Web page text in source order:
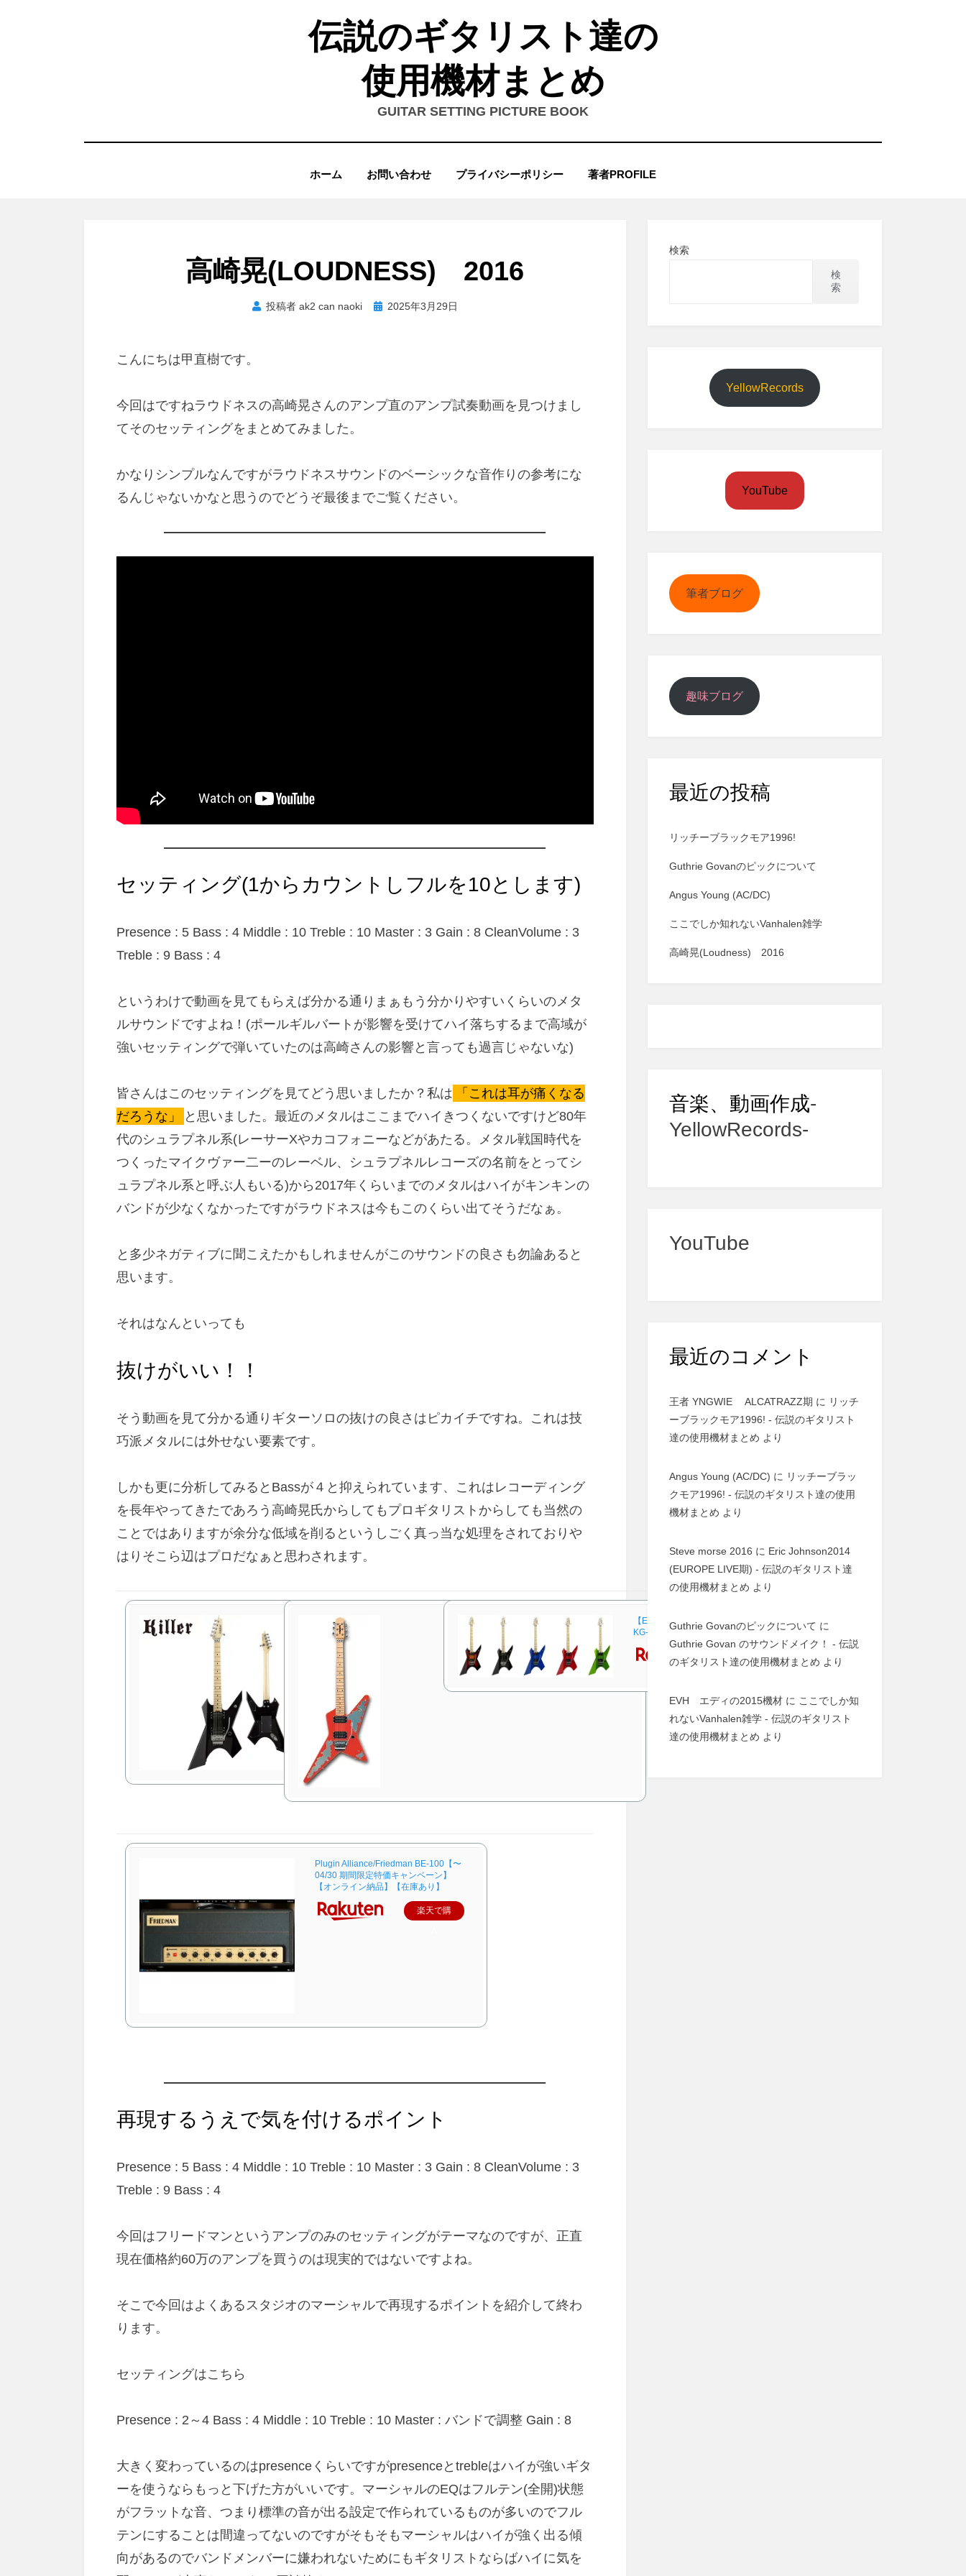
伝説のギタリスト達の
使用機材まとめ
GUITAR SETTING PICTURE BOOK
ホーム お問い合わせ プライバシーポリシー 著者PROFILE
高崎晃(LOUDNESS) 2016
投稿者 ak2 can naoki
投 2025年3月29日
こんにちは甲直樹です。
今回はですねラウドネスの高崎晃さんのアンプ直のアンプ試奏動画を見つけまし
てそのセッティングをまとめてみました。
かなりシンプルなんですがラウドネスサウンドのベーシックな音作りの参考にな
るんじゃないかなと思うのでどうぞ最後までご覧ください。
セッティング(1からカウントしフルを10とします)
Presence : 5 Bass : 4 Middle : 10 Treble : 10 Master : 3 Gain : 8 CleanVolume : 3
Treble : 9 Bass : 4
というわけで動画を見てもらえば分かる通りまぁもう分かりやすいくらいのメタ
ルサウンドですよね！(ポールギルバートが影響を受けてハイ落ちするまで高域が
強いセッティングで弾いていたのは高崎さんの影響と言っても過言じゃないな)
皆さんはこのセッティングを見てどう思いましたか？私は
「これは耳が痛くなる
だろうな」
と思いました。最近のメタルはここまでハイきつくないですけど80年
代のシュラプネル系(レーサーXやカコフォニーなどがあたる。メタル戦国時代を
つくったマイクヴァー二ーのレーベル、シュラプネルレコーズの名前をとってシ
ュラプネル系と呼ぶ人もいる)から2017年くらいまでのメタルはハイがキンキンの
バンドが少なくなかったですがラウドネスは今もこのくらい出てそうだなぁ。
と多少ネガティブに聞こえたかもしれませんがこのサウンドの良さも勿論あると
思います。
それはなんといっても
抜けがいい！！
そう動画を見て分かる通りギターソロの抜けの良さはピカイチですね。これは技
巧派メタルには外せない要素です。
しかも更に分析してみるとBassが４と抑えられています、これはレコーディング
を長年やってきたであろう高崎晃氏からしてもプロギタリストからしても当然の
ことではありますが余分な低域を削るというしごく真っ当な処理をされておりや
はりそこら辺はプロだなぁと思わされます。
Killer KG-Exploder SE Black (BK) 新品
[キラー][高崎晃,LOUDNESS][黒,ブラッ
ク][Electric Guitar,エレキギター]
【ESP直営店】【ご予約商品】[高崎晃
モデル]EDWARDS E-RS/M（メイプル
指板）
楽天で購
【ESP直営店】【ご予約商品】Killer
KG-Exploder SE
楽天で購
Plugin Alliance/Friedman BE-100【〜
04/30 期間限定特価キャンペーン】
【オンライン納品】【在庫あり】
楽天で購
再現するうえで気を付けるポイント
Presence : 5 Bass : 4 Middle : 10 Treble : 10 Master : 3 Gain : 8 CleanVolume : 3
Treble : 9 Bass : 4
今回はフリードマンというアンプのみのセッティングがテーマなのですが、正直
現在価格約60万のアンプを買うのは現実的ではないですよね。
そこで今回はよくあるスタジオのマーシャルで再現するポイントを紹介して終わ
ります。
セッティングはこちら
Presence : 2～4 Bass : 4 Middle : 10 Treble : 10 Master : バンドで調整 Gain : 8
大きく変わっているのはpresenceくらいですがpresenceとtrebleはハイが強いギタ
ーを使うならもっと下げた方がいいです。マーシャルのEQはフルテン(全開)状態
がフラットな音、つまり標準の音が出る設定で作られているものが多いのでフル
テンにすることは間違ってないのですがそもそもマーシャルはハイが強く出る傾
向があるのでバンドメンバーに嫌われないためにもギタリストならばハイに気を
検索
検
索
YellowRecords
YouTube
筆者ブログ
趣味ブログ
最近の投稿
リッチーブラックモア1996!
Guthrie Govanのピックについて
Angus Young (AC/DC)
ここでしか知れないVanhalen雑学
高崎晃(Loudness) 2016
音楽、動画作成-
YellowRecords-
YouTube
最近のコメント
王者 YNGWIE ALCATRAZZ期 に リッチ
ーブラックモア1996! - 伝説のギタリスト
達の使用機材まとめ より
Angus Young (AC/DC) に リッチーブラッ
クモア1996! - 伝説のギタリスト達の使用
機材まとめ より
Steve morse 2016 に Eric Johnson2014
(EUROPE LIVE期) - 伝説のギタリスト達
の使用機材まとめ より
Guthrie Govanのピックについて に
Guthrie Govan のサウンドメイク！ - 伝説
のギタリスト達の使用機材まとめ より
EVH エディの2015機材に ここでしか知
れないVanhalen雑学 - 伝説のギタリスト
達の使用機材まとめ より